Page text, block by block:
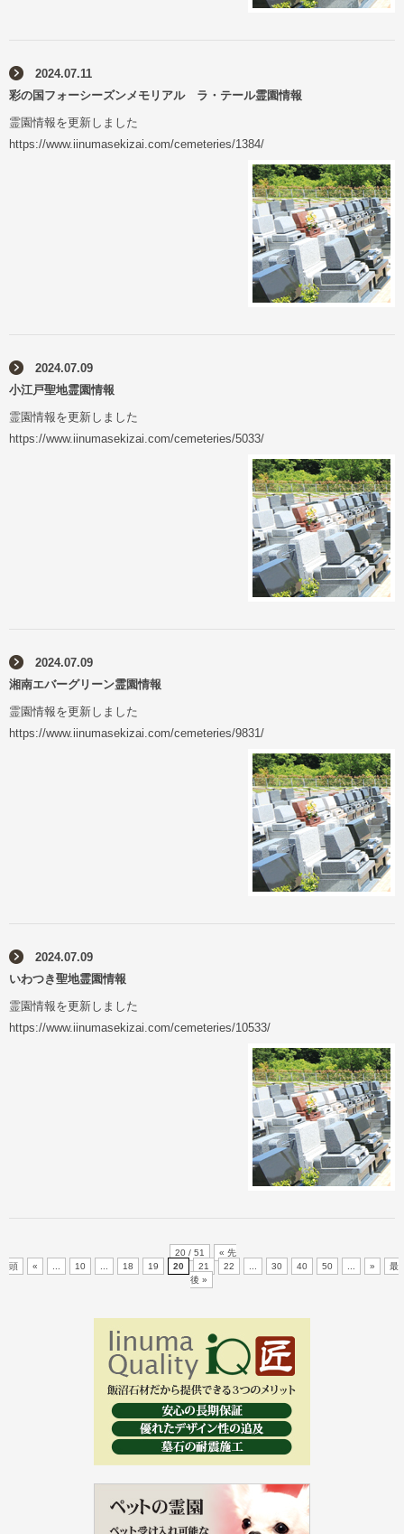
2024.07.11
彩の国フォーシーズンメモリアル ラ・テール霊園情報
霊園情報を更新しました
https://www.iinumasekizai.com/cemeteries/1384/
2024.07.09
小江戸聖地霊園情報
霊園情報を更新しました
https://www.iinumasekizai.com/cemeteries/5033/
2024.07.09
湘南エバーグリーン霊園情報
霊園情報を更新しました
https://www.iinumasekizai.com/cemeteries/9831/
2024.07.09
いわつき聖地霊園情報
霊園情報を更新しました
https://www.iinumasekizai.com/cemeteries/10533/
20 / 51
« 先
頭
« 10 18 19 20 21 22 30 40 50 »
最
後 »